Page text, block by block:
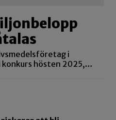
i
konkurs hösten 2025,…